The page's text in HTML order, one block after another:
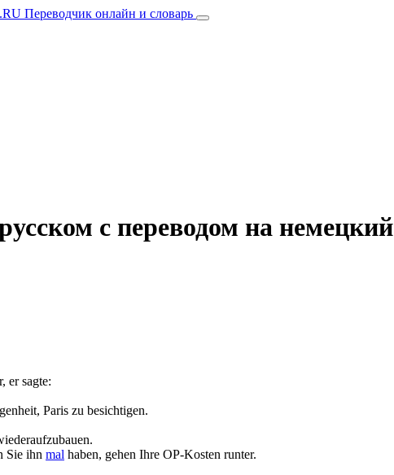
Переводчик онлайн и словарь
с переводом на немецкий
er sagte:
Paris zu besichtigen.
Sie ihn mal haben, gehen Ihre OP-Kosten runter.